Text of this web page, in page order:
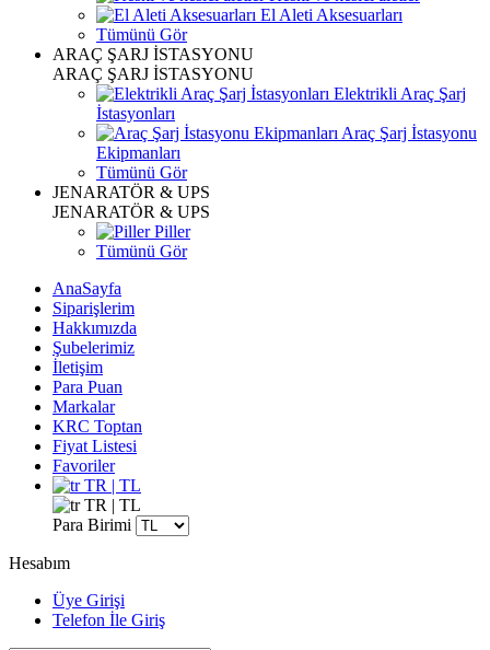
El Aleti Aksesuarları
Tümünü Gör
ARAÇ ŞARJ İSTASYONU
ARAÇ ŞARJ İSTASYONU
Elektrikli Araç Şarj
İstasyonları
Araç Şarj İstasyonu
Ekipmanları
Tümünü Gör
JENARATÖR & UPS
JENARATÖR & UPS
Piller
Tümünü Gör
AnaSayfa
Siparişlerim
Hakkımızda
Şubelerimiz
İletişim
Para Puan
Markalar
KRC Toptan
Fiyat Listesi
Favoriler
TR | TL
TR | TL
Para Birimi
Hesabım
Üye Girişi
Telefon İle Giriş